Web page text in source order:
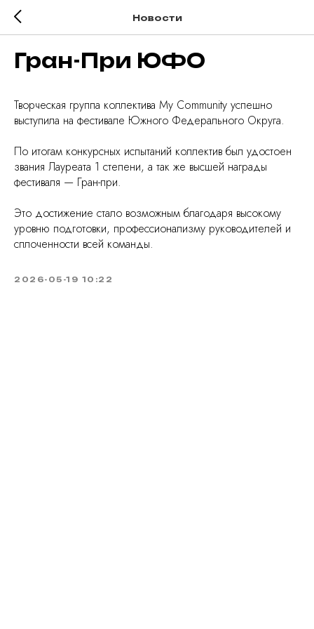
Новости
Гран-При ЮФО
Творческая группа коллектива My Community успешно
выступила на фестивале Южного Федерального Округа.
По итогам конкурсных испытаний коллектив был удостоен
звания Лауреата 1 степени, а так же высшей награды
фестиваля — Гран-при.
Это достижение стало возможным благодаря высокому
уровню подготовки, профессионализму руководителей и
сплоченности всей команды.
2026-05-19 10:22